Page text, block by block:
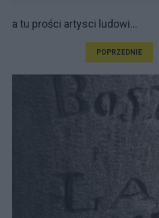
a tu prości artysci ludowi...
POPRZEDNIE